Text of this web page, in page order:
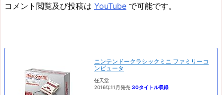
コメント閲覧及び投稿は YouTube で可能です。
ニンテンドークラシックミニ ファミリーコ
ンピュータ
任天堂
2016年11月発売 30タイトル収録